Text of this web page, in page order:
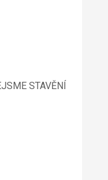
STAVĚNÍ